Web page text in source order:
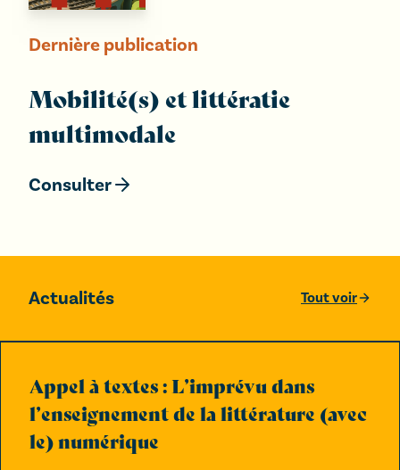
Dernière publication
Mobilité(s) et littératie
multimodale
Consulter
Actualités Tout voir
Appel à textes : L’imprévu dans
l’enseignement de la littérature (avec
le) numérique